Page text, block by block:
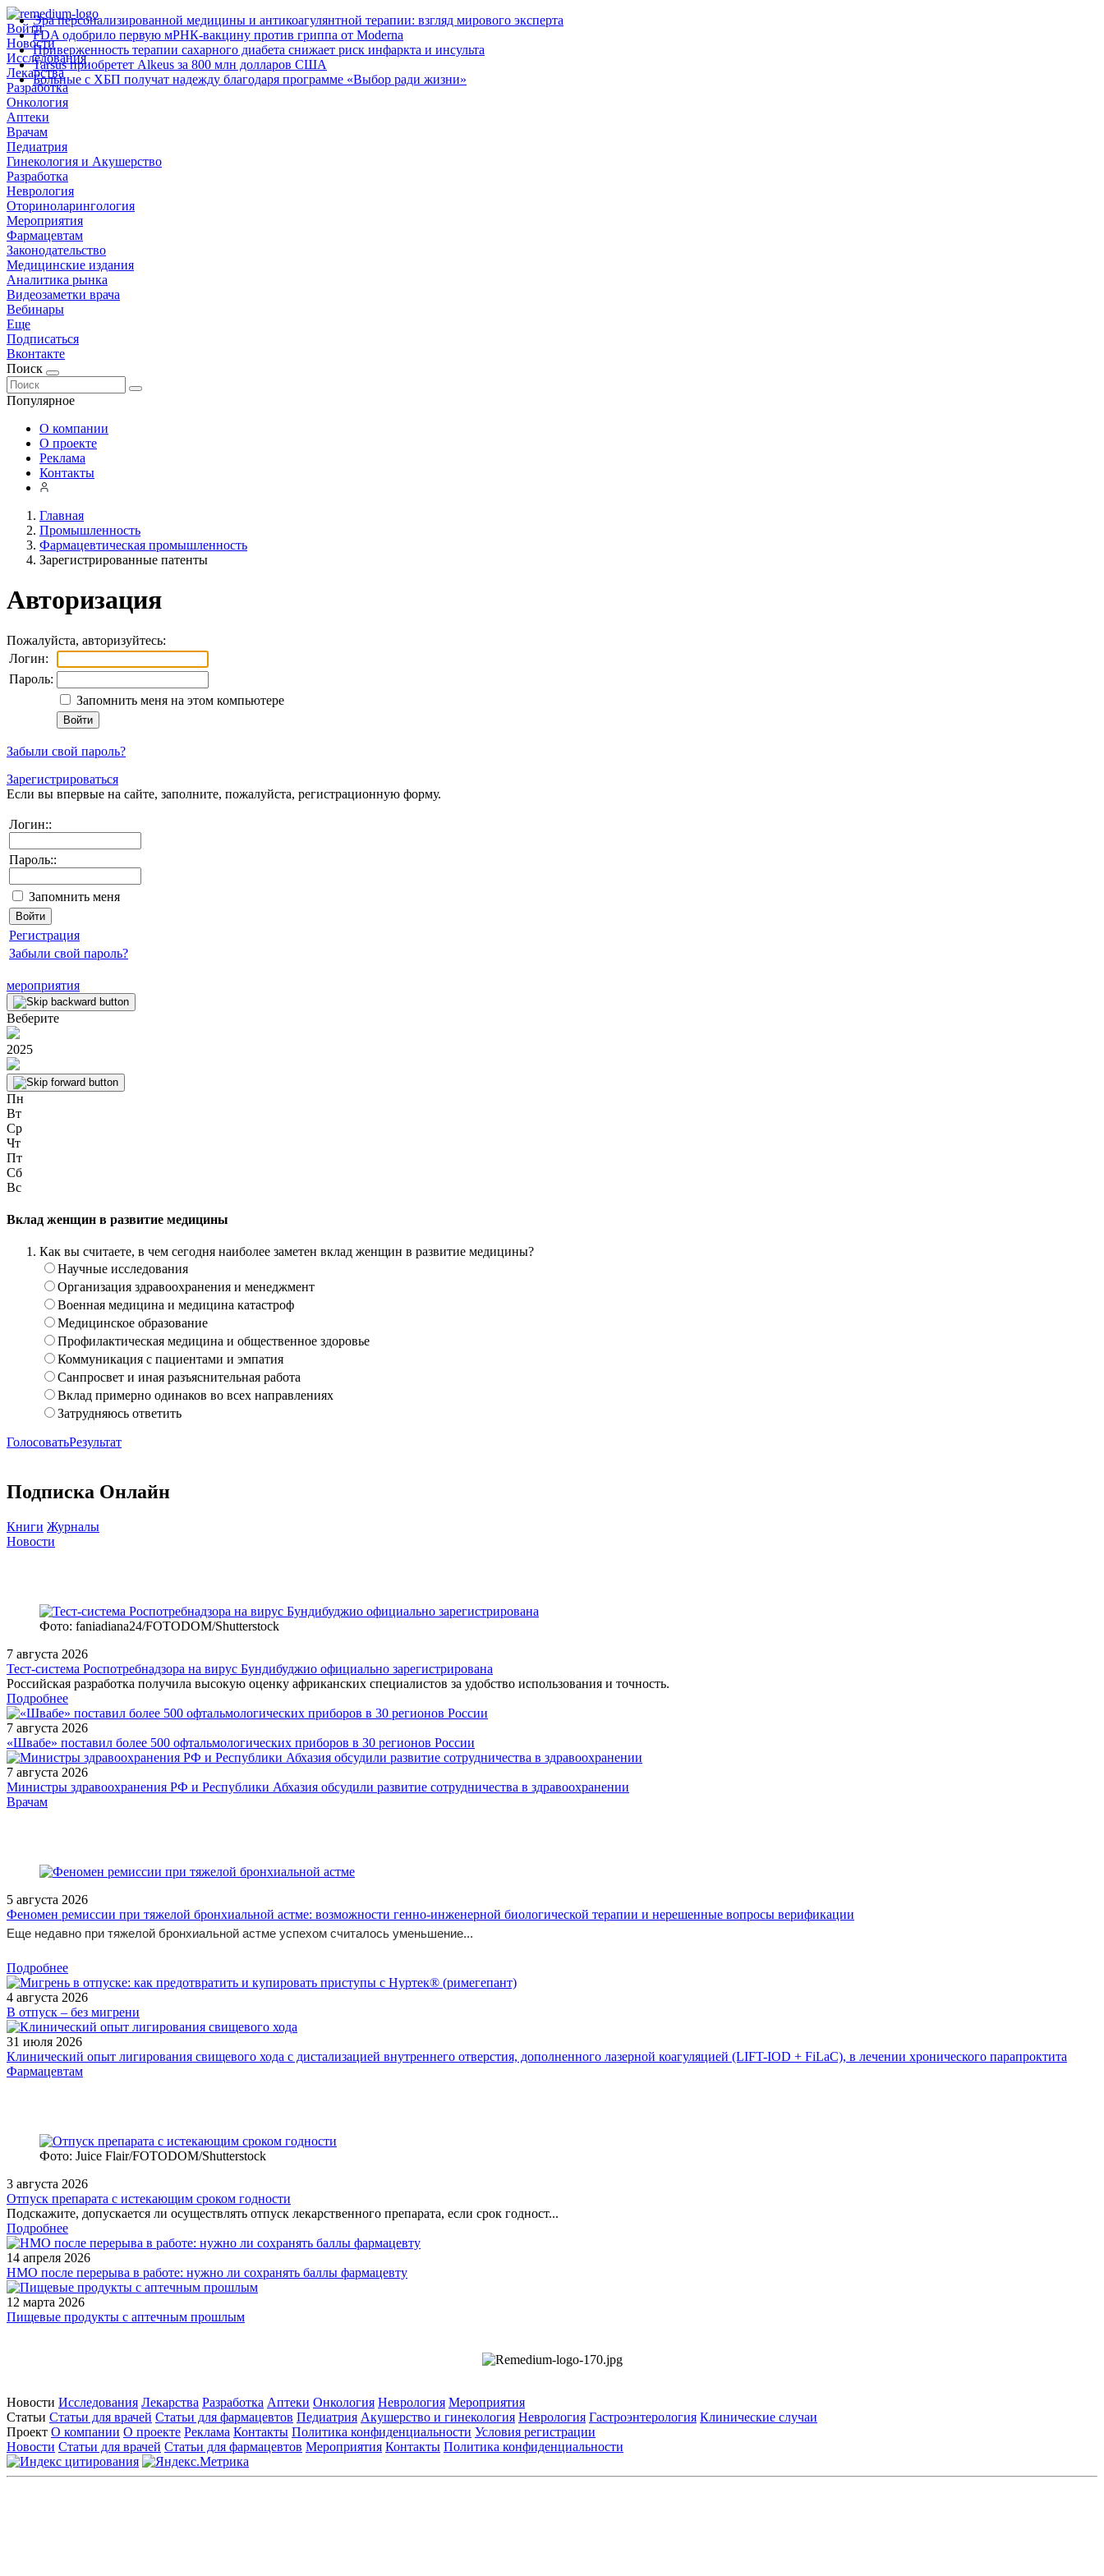
Войти
Новости
Исследования
Лекарства
Разработка
Онкология
Аптеки
Врачам
Педиатрия
Гинекология и Акушерство
Разработка
Неврология
Оториноларингология
Мероприятия
Фармацевтам
Законодательство
Медицинские издания
Аналитика рынка
Видеозаметки врача
Вебинары
Еще
Подписаться
Вконтакте
Поиск
Популярное
Эра персонализированной медицины и антикоагулянтной терапии: взгляд мирового эксперта
FDA одобрило первую мРНК‑вакцину против гриппа от Moderna
Приверженность терапии сахарного диабета снижает риск инфаркта и инсульта
Tarsus приобретет Alkeus за 800 млн долларов США
Больные с ХБП получат надежду благодаря программе «Выбор ради жизни»
О компании
О проекте
Реклама
Контакты
Главная
Промышленность
Фармацевтическая промышленность
Зарегистрированные патенты
Авторизация
Пожалуйста, авторизуйтесь:
Логин:
Пароль:
Запомнить меня на этом компьютере
Забыли свой пароль?
Зарегистрироваться
Если вы впервые на сайте, заполните, пожалуйста, регистрационную форму.
Логин::
Пароль::
Запомнить меня
Регистрация
Забыли свой пароль?
мероприятия
Веберите
2025
Пн
Вт
Ср
Чт
Пт
Сб
Вс
Вклад женщин в развитие медицины
Как вы считаете, в чем сегодня наиболее заметен вклад женщин в развитие медицины?
Научные исследования
Организация здравоохранения и менеджмент
Военная медицина и медицина катастроф
Медицинское образование
Профилактическая медицина и общественное здоровье
Коммуникация с пациентами и эмпатия
Санпросвет и иная разъяснительная работа
Вклад примерно одинаков во всех направлениях
Затрудняюсь ответить
ГолосоватьРезультат
Подписка Онлайн
Книги Журналы
Новости
Фото: faniadiana24/FOTODOM/Shutterstock
7 августа 2026
Тест‑система Роспотребнадзора на вирус Бундибуджио официально зарегистрирована
Российская разработка получила высокую оценку африканских специалистов за удобство использования и точность.
Подробнее
7 августа 2026
«Швабе» поставил более 500 офтальмологических приборов в 30 регионов России
7 августа 2026
Министры здравоохранения РФ и Республики Абхазия обсудили развитие сотрудничества в здравоохранении
/industry/pharmindustry/patent/
Врачам
5 августа 2026
Феномен ремиссии при тяжелой бронхиальной астме: возможности генно-инженерной биологической терапии и нерешенные вопросы верификации
Еще недавно при тяжелой бронхиальной астме успехом считалось уменьшение...
Подробнее
4 августа 2026
В отпуск – без мигрени
31 июля 2026
Клинический опыт лигирования свищевого хода с дистализацией внутреннего отверстия, дополненного лазерной коагуляцией (LIFT-IOD + FiLaC), в лечении хронического парапроктита
Фармацевтам
Фото: Juice Flair/FOTODOM/Shutterstoсk
3 августа 2026
Отпуск препарата с истекающим сроком годности
Подскажите, допускается ли осуществлять отпуск лекарственного препарата, если срок годност...
Подробнее
14 апреля 2026
НМО после перерыва в работе: нужно ли сохранять баллы фармацевту
12 марта 2026
Пищевые продукты с аптечным прошлым
Новости Исследования Лекарства Разработка Аптеки Онкология Неврология Мероприятия
Статьи Статьи для врачей Статьи для фармацевтов Педиатрия Акушерство и гинекология Неврология Гастроэнтерология Клинические случаи
Проект О компании О проекте Реклама Контакты Политика конфиденциальности Условия регистрации
Новости Статьи для врачей Статьи для фармацевтов Мероприятия Контакты Политика конфиденциальности